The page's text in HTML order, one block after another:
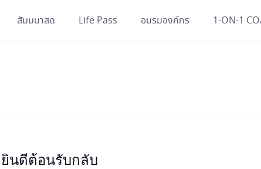
สัมมนาสด Life Pass อบรมองค์กร 1-ON-1
ยินดีต้อนรับกลับ